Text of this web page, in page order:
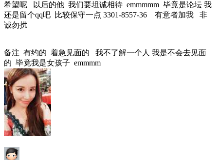
希望呢 以后的他 我们要坦诚相待 emmmmm 毕竟是论坛 我
还是留个qq吧 比较保守一点 3301-8557-36 有意者加我 非
诚勿扰
备注 有约的 着急见面的 我不了解一个人 我是不会去见面
的 毕竟我是女孩子 emmmm